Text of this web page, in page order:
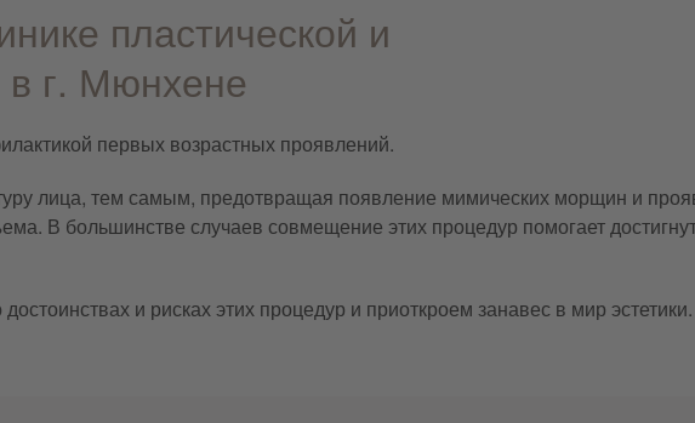
пластической и
в г. Мюнхене
первых возрастных проявлений.
лица, тем самым, предотвращая появление мимических морщин и
В большинстве случаев совмещение этих процедур помогает
и рисках этих процедур и приоткроем занавес в мир эстетики.